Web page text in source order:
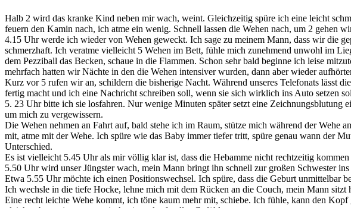
Halb 2 wird das kranke Kind neben mir wach, weint. Gleichzeitig spüre ich eine leicht
feuern den Kamin nach, ich atme ein wenig. Schnell lassen die Wehen nach, um 2 gehen
4.15 Uhr werde ich wieder von Wehen geweckt. Ich sage zu meinem Mann, dass wir die
schmerzhaft. Ich veratme vielleicht 5 Wehen im Bett, fühle mich zunehmend unwohl im
dem Pezziball das Becken, schaue in die Flammen. Schon sehr bald beginne ich leise
mehrfach hatten wir Nächte in den die Wehen intensiver wurden, dann aber wieder
Kurz vor 5 rufen wir an, schildern die bisherige Nacht. Während unseres Telefonats lässt
fertig macht und ich eine Nachricht schreiben soll, wenn sie sich wirklich ins Auto setzen
5. 23 Uhr bitte ich sie losfahren. Nur wenige Minuten später setzt eine
um mich zu vergewissern.
Die Wehen nehmen an Fahrt auf, bald stehe ich im Raum, stütze mich während der Wehe
mit, atme mit der Wehe. Ich spüre wie das Baby immer tiefer tritt, spüre genau wann der
Unterschied.
Es ist vielleicht 5.45 Uhr als mir völlig klar ist, dass die Hebamme nicht rechtzeitig
5.50 Uhr wird unser Jüngster wach, mein Mann bringt ihn schnell zur großen Schwester
Etwa 5.55 Uhr möchte ich einen Positionswechsel. Ich spüre, dass die Geburt
Ich wechsle in die tiefe Hocke, lehne mich mit dem Rücken an die Couch, mein Mann sitzt
Eine recht leichte Wehe kommt, ich töne kaum mehr mit, schiebe. Ich fühle, kann den